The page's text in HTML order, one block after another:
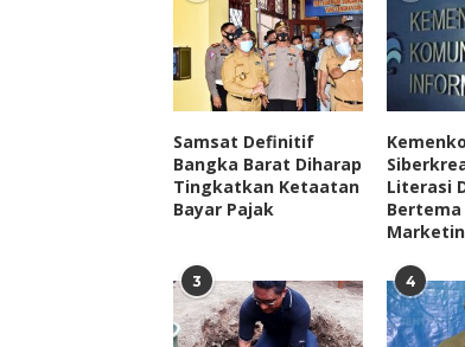
Samsat Definitif
Bangka Barat Diharap
Tingkatkan Ketaatan
Bayar Pajak
Literasi
Bertema
3 4